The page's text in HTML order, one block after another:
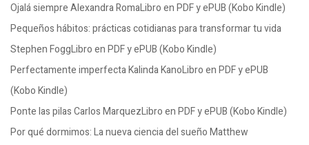
Ojalá siempre Alexandra RomaLibro en PDF y ePUB (Kobo Kindle)
Pequeños hábitos: prácticas cotidianas para transformar tu vida
Stephen FoggLibro en PDF y ePUB (Kobo Kindle)
Perfectamente imperfecta Kalinda KanoLibro en PDF y ePUB
(Kobo Kindle)
Ponte las pilas Carlos MarquezLibro en PDF y ePUB (Kobo Kindle)
Por qué dormimos: La nueva ciencia del sueño Matthew